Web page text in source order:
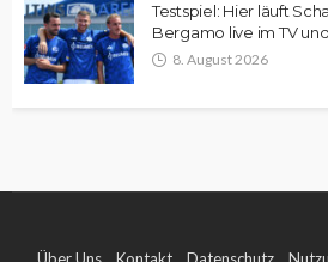
Testspiel: Hier läuft
Bergamo live im TV
8. August 2026